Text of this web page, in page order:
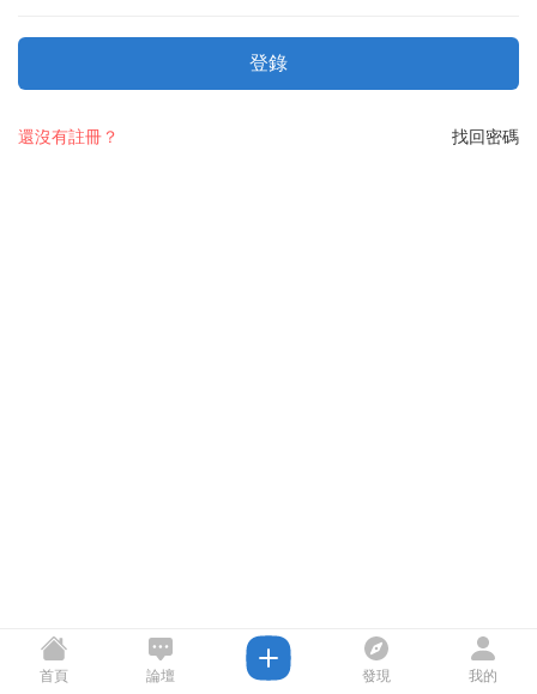
登錄
找回密碼
還沒有註冊？
首頁 論壇 發現 我的